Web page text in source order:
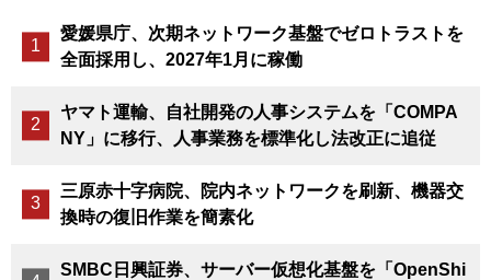
愛媛県庁、次期ネットワーク基盤でゼロトラストを
全面採用し、2027年1月に稼働
ヤマト運輸、自社開発の人事システムを「COMPA
NY」に移行、人事業務を標準化し法改正に追従
三原赤十字病院、院内ネットワークを刷新、機器交
換時の復旧作業を簡素化
SMBC日興証券、サーバー仮想化基盤を「OpenShi